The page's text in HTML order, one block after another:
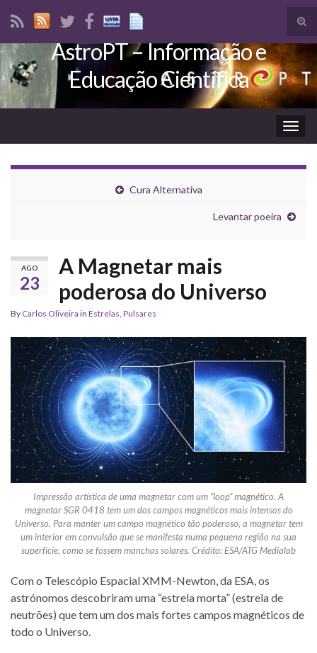
Search for:
AstroPT – Informação e
Educação Científica
Cura Alternativa
Levantar poeira
AGO
23
A Magnetar mais
poderosa do Universo
By Carlos Oliveira in Estrelas, Pulsares
Impressão artística de uma magnetar com um “loop” magnético. A
magnetar SGR 0418 tem um dos campos magnéticos mais intensos do
Universo. Para manter um campo magnético tão poderoso, a magnetar tem
um interior em convulsão que se manifesta numa pequena região na sua
superfície, como se fossem manchas solares. Crédito: ESA/ATG Medialab
Com o Telescópio Espacial XMM-Newton, da ESA, os
astrónomos descobriram uma “estrela morta” (estrela de
neutrões) que tem um dos mais fortes campos magnéticos de
todo o Universo.